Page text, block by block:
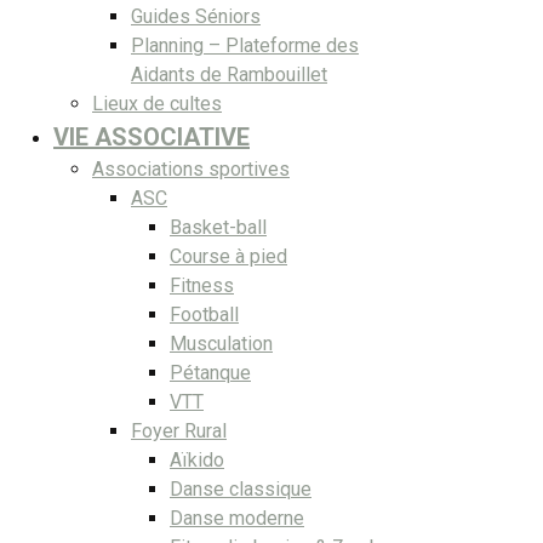
Guides Séniors
Planning – Plateforme des
Aidants de Rambouillet
Lieux de cultes
VIE ASSOCIATIVE
Associations sportives
ASC
Basket-ball
Course à pied
Fitness
Football
Musculation
Pétanque
VTT
Foyer Rural
Aïkido
Danse classique
Danse moderne